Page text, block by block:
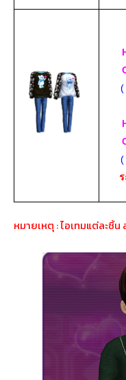
(
(
หมายเหตุ :ไอเทมแต่ละชิ้น